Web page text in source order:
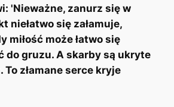
'Nieważne, zanurz się w
niełatwo się załamuje,
miłość może łatwo się
do gruzu. A skarby są ukryte
To złamane serce kryje